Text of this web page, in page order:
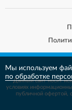
Данный сайт носит
условиях
публичной офертой,
Мы используем
по обработке